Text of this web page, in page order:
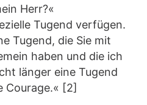
Herr?«
Tugend verfügen.
Tugend, die Sie mit
haben und die ich
länger eine Tugend
Courage.« [2]